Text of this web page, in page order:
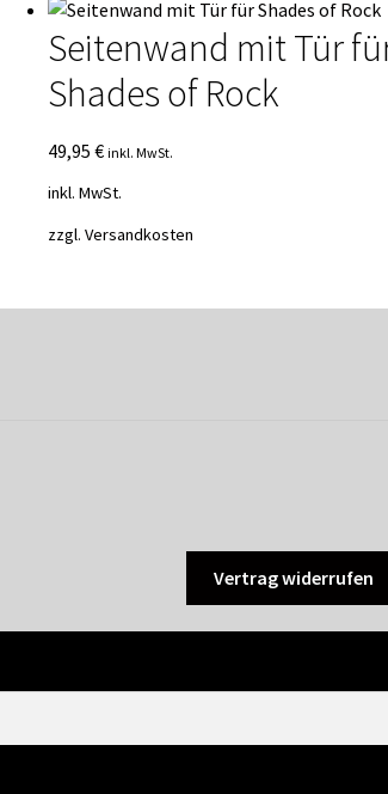
Seitenwand mit Tür
Shades of Rock
49,95 € inkl. MwSt.
inkl. MwSt.
zzgl. Versandkosten
Vertrag widerrufen